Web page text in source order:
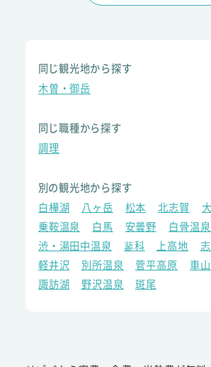
同じ観光地から探す
木曽・御岳
同じ職種から探す
調理
別の観光地から探す
白樺湖
八ヶ岳 松本 北志賀
乗鞍温泉
白馬 安曇野 白骨温泉
渋・湯田中温泉
蓼科 上高地
軽井沢
別所温泉 菅平高原
車
諏訪湖
野沢温泉 斑尾